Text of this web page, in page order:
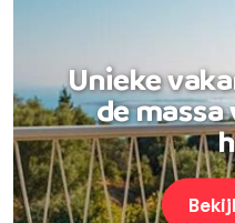
Unieke
de massa